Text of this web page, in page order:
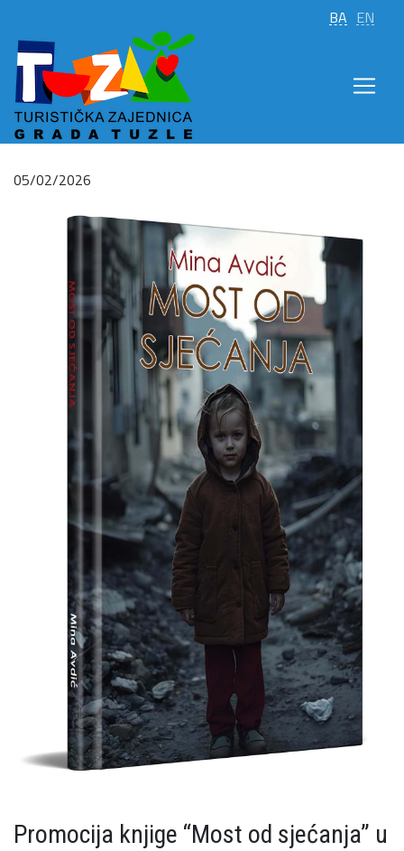
BA EN
05/02/2026
Promocija knjige “Most od sjećanja” u